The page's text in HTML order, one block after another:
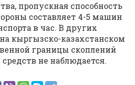
пропускная способность
составляет 4-5 машин
в час. В других
кыргызско-казахстанском
границы скоплений
не наблюдается.